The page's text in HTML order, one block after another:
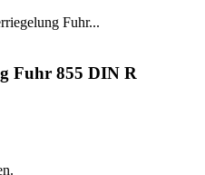
Fuhr...
Fuhr 855 DIN R